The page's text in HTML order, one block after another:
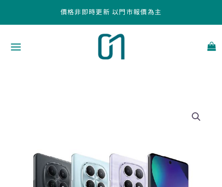
價格非即時更新 以門市報價為主